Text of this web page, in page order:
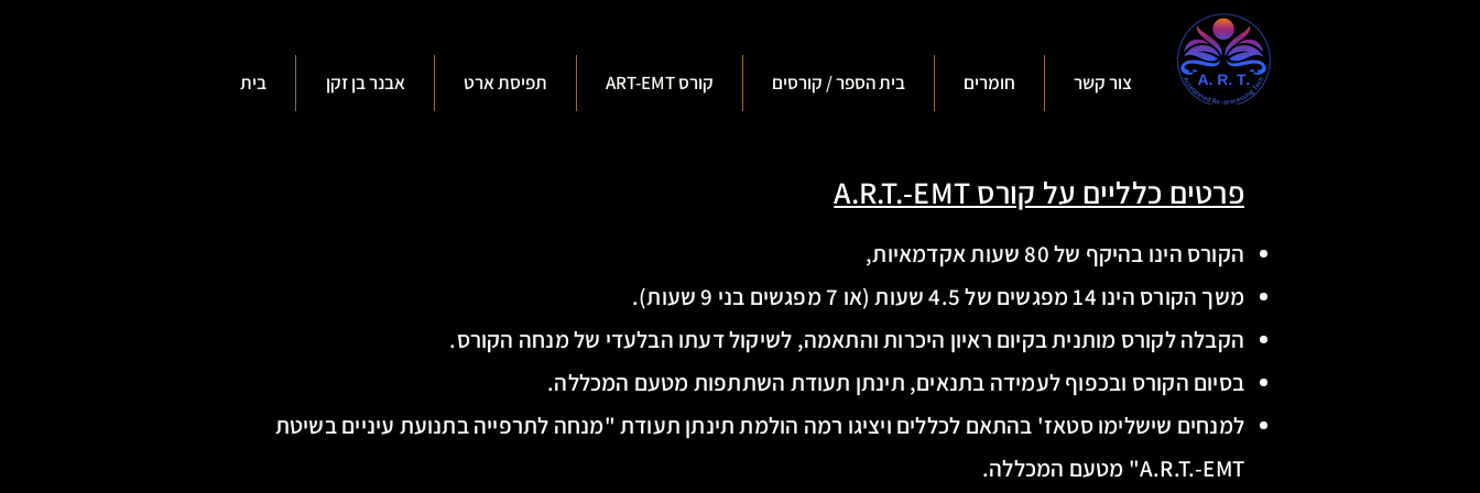
בית אבנר בן זקן תפיסת ארט ART-EMT קורס בית הספר / קורסים חומרים צור קשר
פרטים כלליים על קורס A.R.T.-EMT
הקורס הינו בהיקף של 80 שעות אקדמאיות,
משך הקורס הינו 14 מפגשים של 4.5 שעות (או 7 מפגשים בני 9 שעות).
הקבלה לקורס מותנית בקיום ראיון היכרות והתאמה, לשיקול דעתו הבלעדי של מנחה הקורס.
בסיום הקורס ובכפוף לעמידה בתנאים, תינתן תעודת השתתפות מטעם המכללה.
למנחים שישלימו סטאז' בהתאם לכללים ויציגו רמה הולמת תינתן תעודת "מנחה לתרפייה בתנועת עיניים בשיטת
A.R.T.-EMT" מטעם המכללה.